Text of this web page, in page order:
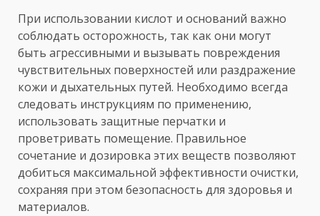
При использовании кислот и оснований важно
соблюдать осторожность, так как они могут
быть агрессивными и вызывать повреждения
чувствительных поверхностей или раздражение
кожи и дыхательных путей. Необходимо всегда
следовать инструкциям по применению,
использовать защитные перчатки и
проветривать помещение. Правильное
сочетание и дозировка этих веществ позволяют
добиться максимальной эффективности очистки,
сохраняя при этом безопасность для здоровья и
материалов.